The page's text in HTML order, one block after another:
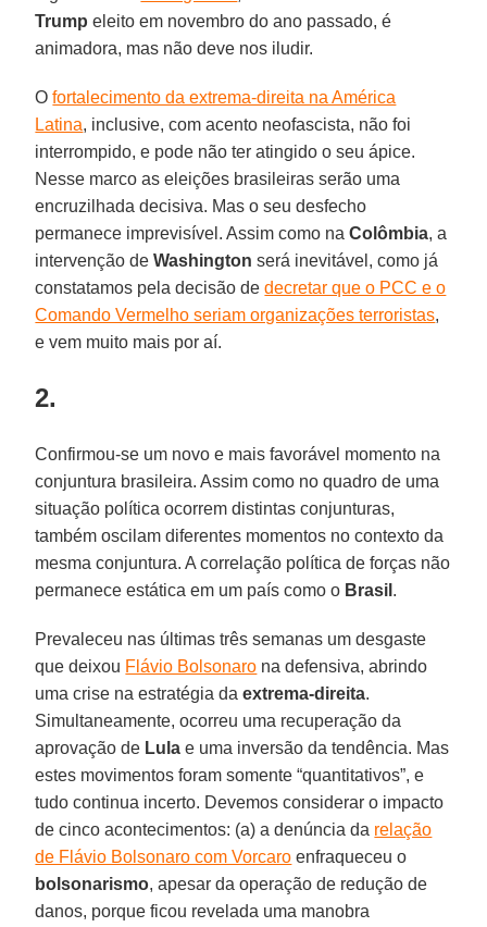
Trump eleito em novembro do ano passado, é
animadora, mas não deve nos iludir.
Ofortalecimento da extrema-direita na América
Latina, inclusive, com acento neofascista, não foi
interrompido, e pode não ter atingido o seu ápice.
Nesse marco as eleições brasileiras serão uma
encruzilhada decisiva. Mas o seu desfecho
permanece imprevisível. Assim como naColômbia, a
intervenção deWashington será inevitável, como já
constatamos pela decisão dedecretar que o PCC e o
Comando Vermelho seriam organizações terroristas,
e vem muito mais por aí.
2.
Confirmou-se um novo e mais favorável momento na
conjuntura brasileira. Assim como no quadro de uma
situação política ocorrem distintas conjunturas,
também oscilam diferentes momentos no contexto da
mesma conjuntura. A correlação política de forças não
permanece estática em um país como o Brasil .
Prevaleceu nas últimas três semanas um desgaste
que deixou Flávio Bolsonaro na defensiva, abrindo
uma crise na estratégia daextrema-direita.
Simultaneamente, ocorreu uma recuperação da
aprovação de Lula e uma inversão da tendência. Mas
estes movimentos foram somente “quantitativos”, e
tudo continua incerto. Devemos considerar o impacto
de cinco acontecimentos: (a) a denúncia da relação
de Flávio Bolsonaro com Vorcaro enfraqueceu o
bolsonarismo, apesar da operação de redução de
danos, porque ficou revelada uma manobra